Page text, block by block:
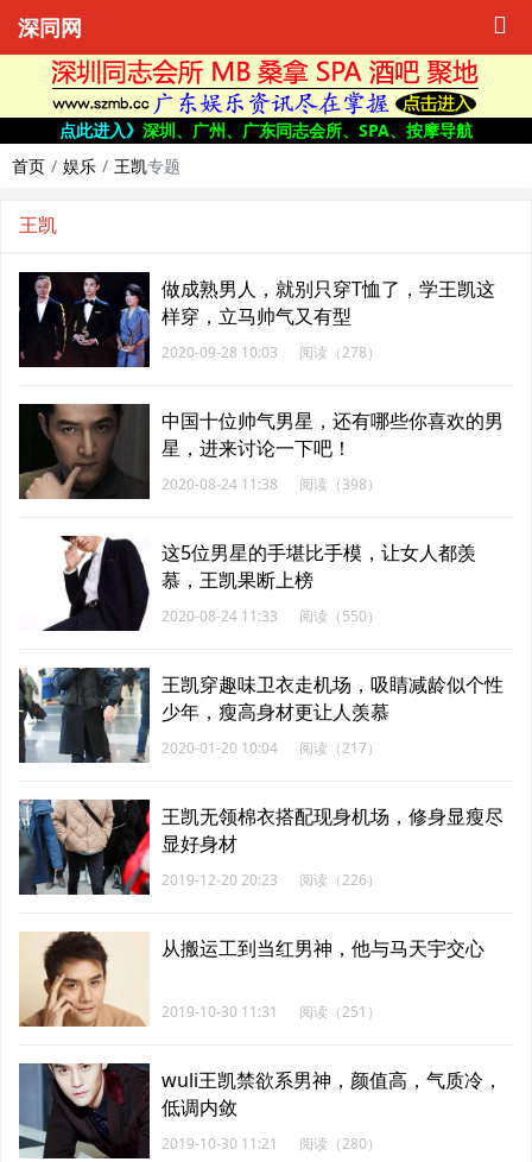
深同网
点此进入》 深圳、广州、广东同志会所、SPA、按摩导航
首页
娱乐 王凯专题
王凯
做成熟男人，就别只穿T恤了，学王凯这
样穿，立马帅气又有型
2020-09-28 10:03 阅读（278）
中国十位帅气男星，还有哪些你喜欢的男
星，进来讨论一下吧！
2020-08-24 11:38 阅读（398）
这5位男星的手堪比手模，让女人都羡
慕，王凯果断上榜
2020-08-24 11:33 阅读（550）
王凯穿趣味卫衣走机场，吸睛减龄似个性
少年，瘦高身材更让人羡慕
2020-01-20 10:04 阅读（217）
王凯无领棉衣搭配现身机场，修身显瘦尽
显好身材
2019-12-20 20:23 阅读（226）
从搬运工到当红男神，他与马天宇交心
2019-10-30 11:31 阅读（251）
wuli王凯禁欲系男神，颜值高，气质冷，
低调内敛
2019-10-30 11:21 阅读（280）